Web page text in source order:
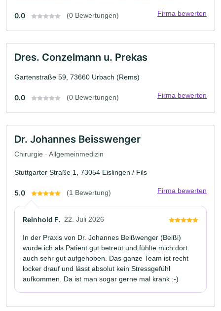
0.0 (0 Bewertungen) Firma bewerten
Dres. Conzelmann u. Prekas
Gartenstraße 59, 73660 Urbach (Rems)
0.0 (0 Bewertungen) Firma bewerten
Dr. Johannes Beisswenger
Chirurgie · Allgemeinmedizin
Stuttgarter Straße 1, 73054 Eislingen / Fils
5.0 (1 Bewertung) Firma bewerten
Reinhold F. 22. Juli 2026
In der Praxis von Dr. Johannes Beißwenger (Beißi)
wurde ich als Patient gut betreut und fühlte mich dort
auch sehr gut aufgehoben. Das ganze Team ist recht
locker drauf und lässt absolut kein Stressgefühl
aufkommen. Da ist man sogar gerne mal krank :-)